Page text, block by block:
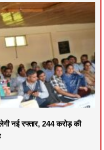
नई रफ्तार, 244 करोड़ की